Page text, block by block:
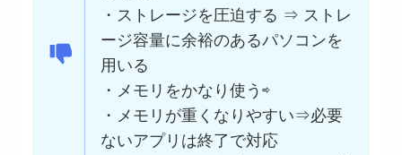
・ストレージを圧迫する ⇒ ストレ
ージ容量に余裕のあるパソコンを
用いる
・メモリをかなり使う⇨
・メモリが重くなりやすい⇒必要
ないアプリは終了で対応